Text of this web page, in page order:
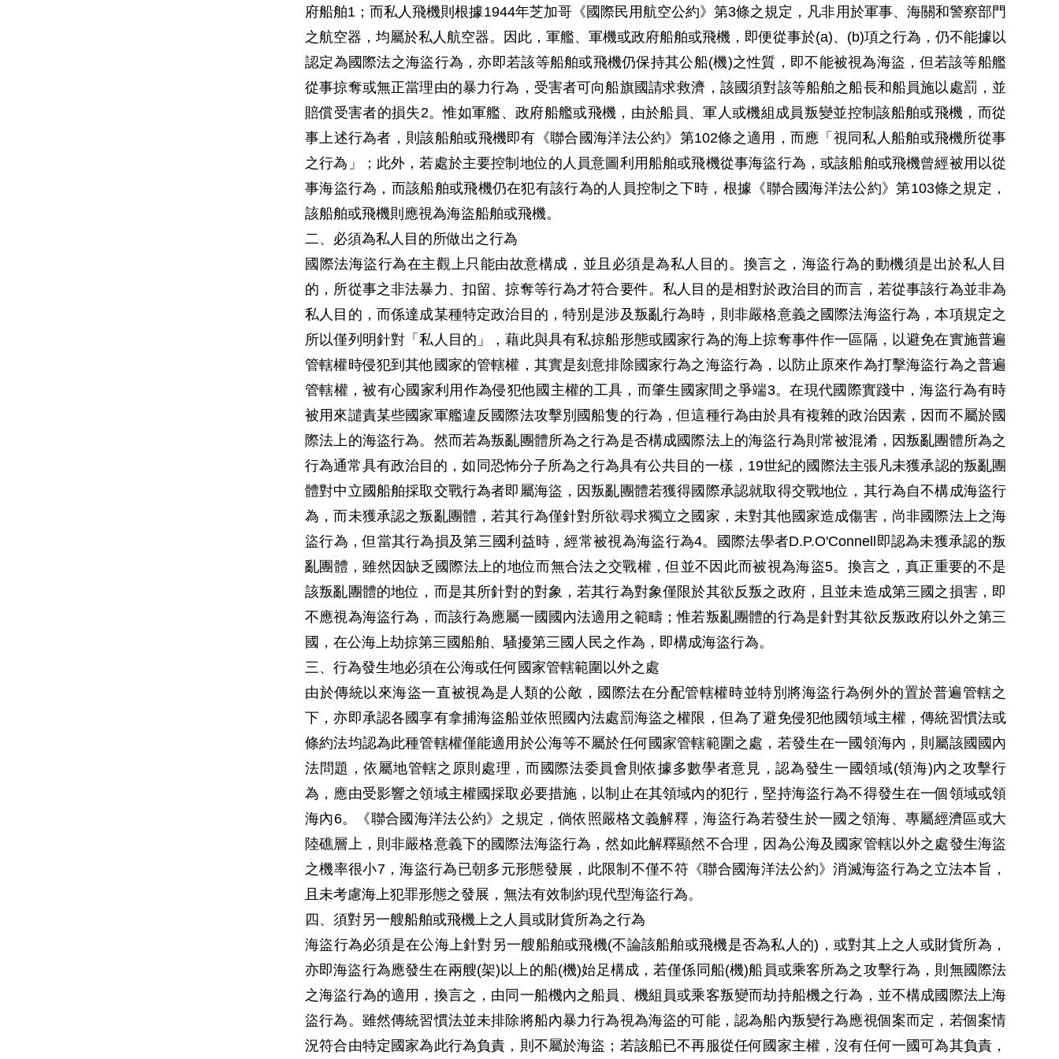
府船舶1；而私人飛機則根據1944年芝加哥《國際民用航空公約》第3條之規定，凡非用於軍事、海關和警察部門
之航空器，均屬於私人航空器。因此，軍艦、軍機或政府船舶或飛機，即便從事於(a)、(b)項之行為，仍不能據以
認定為國際法之海盜行為，亦即若該等船舶或飛機仍保持其公船(機)之性質，即不能被視為海盜，但若該等船艦
從事掠奪或無正當理由的暴力行為，受害者可向船旗國請求救濟，該國須對該等船舶之船長和船員施以處罰，並
賠償受害者的損失2。惟如軍艦、政府船艦或飛機，由於船員、軍人或機組成員叛變並控制該船舶或飛機，而從
事上述行為者，則該船舶或飛機即有《聯合國海洋法公約》第102條之適用，而應「視同私人船舶或飛機所從事
之行為」；此外，若處於主要控制地位的人員意圖利用船舶或飛機從事海盜行為，或該船舶或飛機曾經被用以從
事海盜行為，而該船舶或飛機仍在犯有該行為的人員控制之下時，根據《聯合國海洋法公約》第103條之規定，
該船舶或飛機則應視為海盜船舶或飛機。
二、必須為私人目的所做出之行為
國際法海盜行為在主觀上只能由故意構成，並且必須是為私人目的。換言之，海盜行為的動機須是出於私人目
的，所從事之非法暴力、扣留、掠奪等行為才符合要件。私人目的是相對於政治目的而言，若從事該行為並非為
私人目的，而係達成某種特定政治目的，特別是涉及叛亂行為時，則非嚴格意義之國際法海盜行為，本項規定之
所以僅列明針對「私人目的」，藉此與具有私掠船形態或國家行為的海上掠奪事件作一區隔，以避免在實施普遍
管轄權時侵犯到其他國家的管轄權，其實是刻意排除國家行為之海盜行為，以防止原來作為打擊海盜行為之普遍
管轄權，被有心國家利用作為侵犯他國主權的工具，而肇生國家間之爭端3。在現代國際實踐中，海盜行為有時
被用來譴責某些國家軍艦違反國際法攻擊別國船隻的行為，但這種行為由於具有複雜的政治因素，因而不屬於國
際法上的海盜行為。然而若為叛亂團體所為之行為是否構成國際法上的海盜行為則常被混淆，因叛亂團體所為之
行為通常具有政治目的，如同恐怖分子所為之行為具有公共目的一樣，19世紀的國際法主張凡未獲承認的叛亂團
體對中立國船舶採取交戰行為者即屬海盜，因叛亂團體若獲得國際承認就取得交戰地位，其行為自不構成海盜行
為，而未獲承認之叛亂團體，若其行為僅針對所欲尋求獨立之國家，未對其他國家造成傷害，尚非國際法上之海
盜行為，但當其行為損及第三國利益時，經常被視為海盜行為4。國際法學者D.P.O'Connell即認為未獲承認的叛
亂團體，雖然因缺乏國際法上的地位而無合法之交戰權，但並不因此而被視為海盜5。換言之，真正重要的不是
該叛亂團體的地位，而是其所針對的對象，若其行為對象僅限於其欲反叛之政府，且並未造成第三國之損害，即
不應視為海盜行為，而該行為應屬一國國內法適用之範疇；惟若叛亂團體的行為是針對其欲反叛政府以外之第三
國，在公海上劫掠第三國船舶、騷擾第三國人民之作為，即構成海盜行為。
三、行為發生地必須在公海或任何國家管轄範圍以外之處
由於傳統以來海盜一直被視為是人類的公敵，國際法在分配管轄權時並特別將海盜行為例外的置於普遍管轄之
下，亦即承認各國享有拿捕海盜船並依照國內法處罰海盜之權限，但為了避免侵犯他國領域主權，傳統習慣法或
條約法均認為此種管轄權僅能適用於公海等不屬於任何國家管轄範圍之處，若發生在一國領海內，則屬該國國內
法問題，依屬地管轄之原則處理，而國際法委員會則依據多數學者意見，認為發生一國領域(領海)內之攻擊行
為，應由受影響之領域主權國採取必要措施，以制止在其領域內的犯行，堅持海盜行為不得發生在一個領域或領
海內6。《聯合國海洋法公約》之規定，倘依照嚴格文義解釋，海盜行為若發生於一國之領海、專屬經濟區或大
陸礁層上，則非嚴格意義下的國際法海盜行為，然如此解釋顯然不合理，因為公海及國家管轄以外之處發生海盜
之機率很小7，海盜行為已朝多元形態發展，此限制不僅不符《聯合國海洋法公約》消滅海盜行為之立法本旨，
且未考慮海上犯罪形態之發展，無法有效制約現代型海盜行為。
四、須對另一艘船舶或飛機上之人員或財貨所為之行為
海盜行為必須是在公海上針對另一艘船舶或飛機(不論該船舶或飛機是否為私人的)，或對其上之人或財貨所為，
亦即海盜行為應發生在兩艘(架)以上的船(機)始足構成，若僅係同船(機)船員或乘客所為之攻擊行為，則無國際法
之海盜行為的適用，換言之，由同一船機內之船員、機組員或乘客叛變而劫持船機之行為，並不構成國際法上海
盜行為。雖然傳統習慣法並未排除將船內暴力行為視為海盜的可能，認為船內叛變行為應視個案而定，若個案情
況符合由特定國家為此行為負責，則不屬於海盜；若該船已不再服從任何國家主權，沒有任何一國可為其負責，